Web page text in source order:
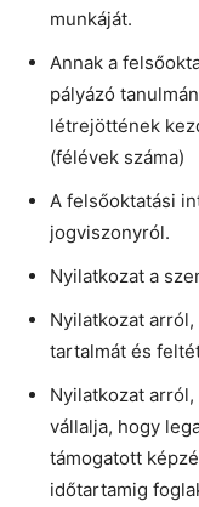
munkáját.
Annak a
pályázó
létrejöttének
(félévek száma)
A felsőoktatási
jogviszonyról.
Nyilatkozat a
Nyilatkozat
tartalmát és
Nyilatkozat
vállalja, hogy
támogatott
időtartamig